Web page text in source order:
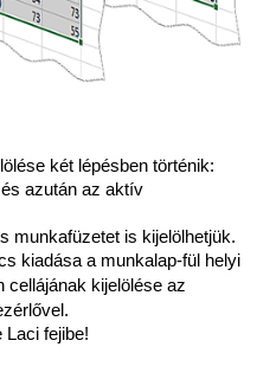
két lépésben történik:
azután az aktív
munkafüzetet is kijelölhetjük.
kiadása a munkalap-fül helyi
cellájának kijelölése az
Laci fejibe!